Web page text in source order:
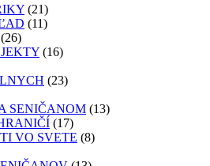
(21)
(11)
(26)
(16)
(23)
SENIČANOM (13)
(17)
VO SVETE (8)